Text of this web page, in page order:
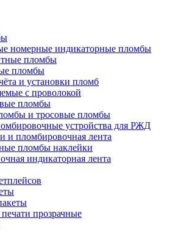
номерные индикаторные пломбы
пломбы
пломбы
и установки пломб
с проволокой
пломбы
и тросовые пломбы
устройства для РЖД
и пломбировочная лента
пломбы наклейки
индикаторная лента
прозрачные